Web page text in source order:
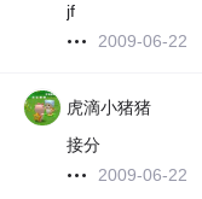
jf
2009-06-22
虎滴小猪猪
接分
2009-06-22